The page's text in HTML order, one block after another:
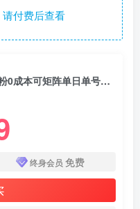
付费后查看
抖音美女图文+音乐推广5.0玩法 0粉0成本可矩阵单日单号赚500+
终身会员 免费